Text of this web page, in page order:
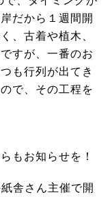
だから１週間開
、古着や植木、
すが、一番のお
も行列が出てき
で、その工程を
らもお知らせを！
舎さん主催で開